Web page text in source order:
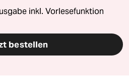
inkl. Vorlesefunktion
bestellen